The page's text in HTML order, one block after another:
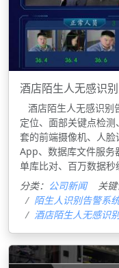
酒店陌生人无感识
酒店陌生人无感识别
定位、面部关键点检
套的前端摄像机、人
App、数据库文件服务
单库比对、百万数据秒
分类： 公司新闻 关键
陌生人识别告警系
酒店陌生人无感识